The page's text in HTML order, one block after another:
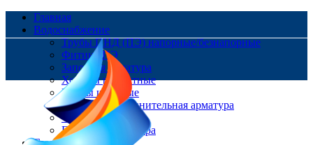
Главная
Водоснабжение
Трубы ПНД (ПЭ) напорные/безнапорные
Фитинг ПЭ
Запорная арматура
Хомуты ремонтные
Краны шаровые
Ремонтно-соединительная арматура
Фланцы
Пожарная арматура
Газоснабжение